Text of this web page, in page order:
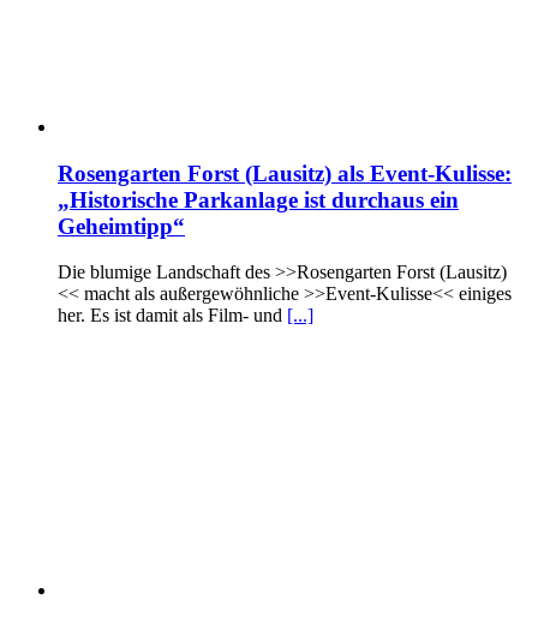
Rosengarten Forst (Lausitz) als Event-Kulisse:
„Historische Parkanlage ist durchaus ein
Geheimtipp“
Die blumige Landschaft des >>Rosengarten Forst (Lausitz)
<< macht als außergewöhnliche >>Event-Kulisse<< einiges
her. Es ist damit als Film- und [...]